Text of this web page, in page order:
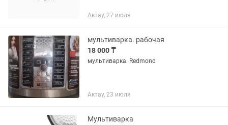
Актау, 27 июля
мультиварка. рабочая
18 000 ₸
мультиварка. Redmond
Актау, 23 июля
Мультиварка